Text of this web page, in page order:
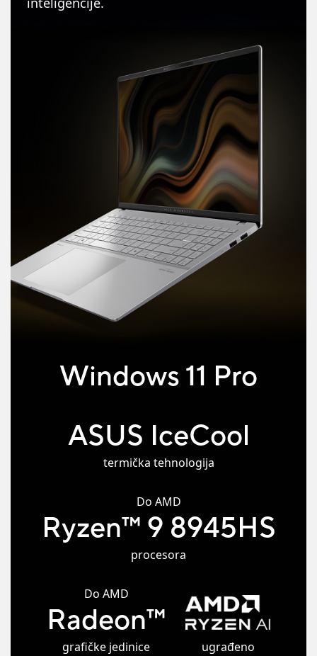
Windows 11 Pro
ASUS IceCool
termička tehnologija
Do AMD
Ryzen™ 9 8945HS
procesora
Do AMD
Radeon™
grafičke jedinice ugrađeno